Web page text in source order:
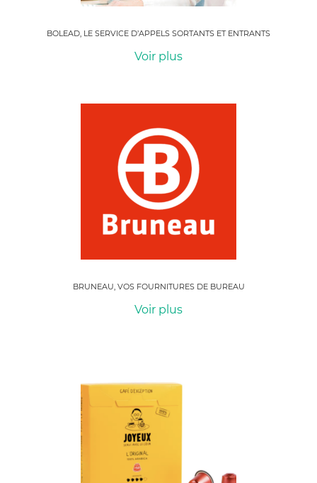
BOLEAD, LE SERVICE D’APPELS SORTANTS ET ENTRANTS
Voir plus
BRUNEAU, VOS FOURNITURES DE BUREAU
Voir plus